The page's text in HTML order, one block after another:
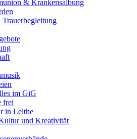
& Krankensalbung
Trauerbegleitung
im GiG
frei
in Leithe
und Kreativität